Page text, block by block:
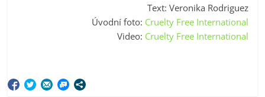
Text: Veronika Rodriguez
Úvodní foto: Cruelty Free International
Video: Cruelty Free International